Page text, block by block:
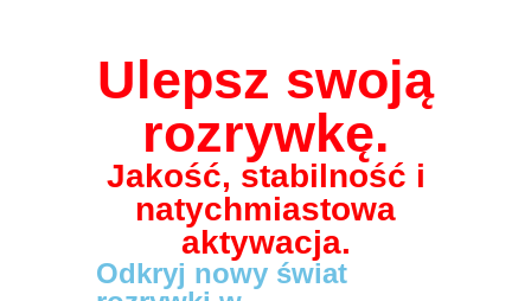
Ulepsz swoją
rozrywkę.
Jakość, stabilność i
natychmiastowa
aktywacja.
Odkryj nowy świat